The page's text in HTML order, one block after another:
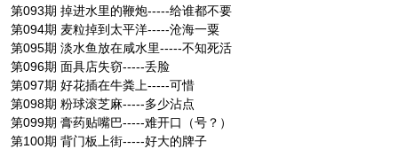
第093期 掉进水里的鞭炮-----给谁都不要
第094期 麦粒掉到太平洋-----沧海一粟
第095期 淡水鱼放在咸水里-----不知死活
第096期 面具店失窃-----丢脸
第097期 好花插在牛粪上-----可惜
第098期 粉球滚芝麻-----多少沾点
第099期 膏药贴嘴巴-----难开口（号？）
第100期 背门板上街-----好大的牌子